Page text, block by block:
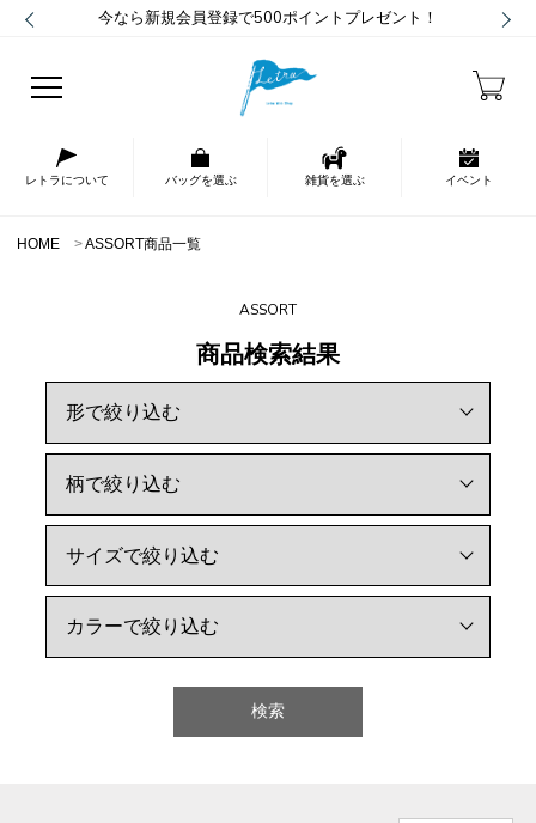
今なら新規会員登録で500ポイントプレゼント！
レトラについて バッグを選ぶ 雑貨を選ぶ イベント
HOME ASSORT商品一覧
ASSORT
商品検索結果
検索